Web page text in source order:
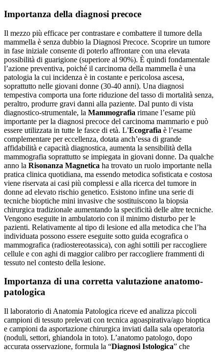
Importanza della diagnosi precoce
Il mezzo più efficace per contrastare e combattere il tumore della
mammella è senza dubbio la Diagnosi Precoce. Scoprire un tumore
in fase iniziale consente di poterlo affrontare con una elevata
possibilità di guarigione (superiore al 90%). È quindi fondamentale
l’azione preventiva, poiché il carcinoma della mammella è una
patologia la cui incidenza è in costante e pericolosa ascesa,
soprattutto nelle giovani donne (30-40 anni). Una diagnosi
tempestiva comporta una forte riduzione del tasso di mortalità senza,
peraltro, produrre gravi danni alla paziente. Dal punto di vista
diagnostico-strumentale, la Mammografia rimane l’esame più
importante per la diagnosi precoce del carcinoma mammario e può
essere utilizzata in tutte le fasce di età. L’Ecografia è l’esame
complementare per eccellenza, dotata anch’essa di grande
affidabilità e capacità diagnostica, aumenta la sensibilità della
mammografia soprattutto se impiegata in giovani donne. Da qualche
anno la Risonanza Magnetica ha trovato un ruolo importante nella
pratica clinica quotidiana, ma essendo metodica sofisticata e costosa
viene riservata ai casi più complessi e alla ricerca del tumore in
donne ad elevato rischio genetico. Esistono infine una serie di
tecniche bioptiche mini invasive che sostituiscono la biopsia
chirurgica tradizionale aumentando la specificità delle altre tecniche.
Vengono eseguite in ambulatorio con il minimo disturbo per le
pazienti. Relativamente al tipo di lesione ed alla metodica che l’ha
individuata possono essere eseguite sotto guida ecografica o
mammografica (radiostereotassica), con aghi sottili per raccogliere
cellule e con aghi di maggior calibro per raccogliere frammenti di
tessuto nel contesto della lesione.
Importanza di una corretta valutazione anatomo-
patologica
Il laboratorio di Anatomia Patologica riceve ed analizza piccoli
campioni di tessuto prelevati con tecnica agoaspirativa/ago bioptica
e campioni da asportazione chirurgica inviati dalla sala operatoria
(noduli, settori, ghiandola in toto). L’anatomo patologo, dopo
accurata osservazione, formula la “Diagnosi Istologica” che